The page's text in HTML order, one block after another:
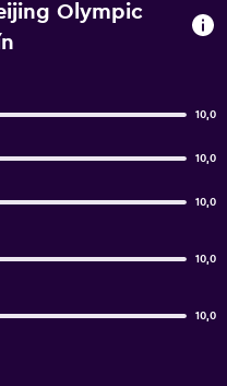
Olympic
10,0
10,0
10,0
10,0
10,0